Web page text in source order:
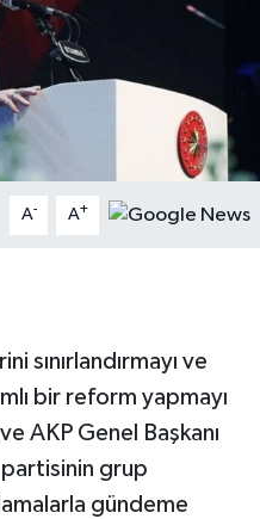
A- A+
sınırlandırmayı ve
bir reform yapmayı
AKP Genel Başkanı
partisinin grup
gündeme